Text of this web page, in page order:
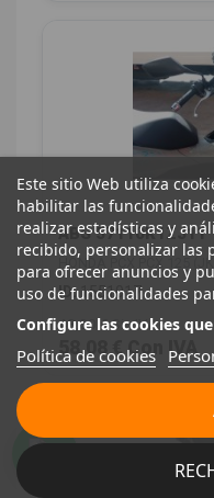
ABS 57110K1ZJ11
HONDA PCX PCX 125
ID:1551017
48,00 € Sin IVA
58,08 € Con IVA
Este sitio Web utiliza
habilitar las
realizar estadísticas y
recibido, personalizar las
para ofrecer anuncios y
uso de funcionalidades
Configure las cookies
Política de cookies